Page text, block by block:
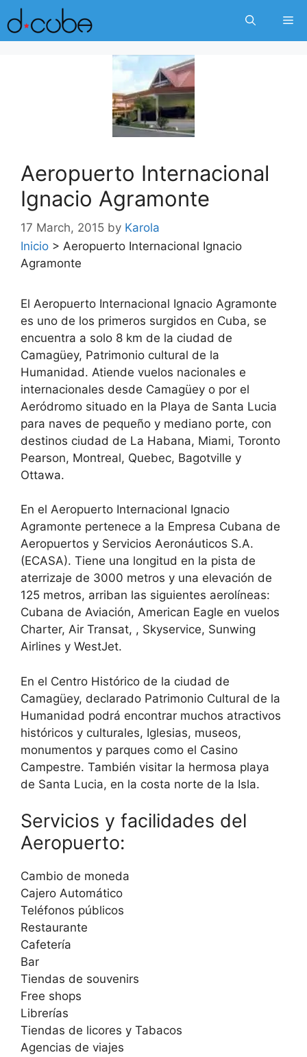
Skip
to
content
Aeropuerto Internacional
Ignacio Agramonte
17 March, 2015 by Karola
Inicio > Aeropuerto Internacional Ignacio
Agramonte
El Aeropuerto Internacional Ignacio Agramonte
es uno de los primeros surgidos en Cuba, se
encuentra a solo 8 km de la ciudad de
Camagüey, Patrimonio cultural de la
Humanidad. Atiende vuelos nacionales e
internacionales desde Camagüey o por el
Aeródromo situado en la Playa de Santa Lucia
para naves de pequeño y mediano porte, con
destinos ciudad de La Habana, Miami, Toronto
Pearson, Montreal, Quebec, Bagotville y
Ottawa.
En el Aeropuerto Internacional Ignacio
Agramonte pertenece a la Empresa Cubana de
Aeropuertos y Servicios Aeronáuticos S.A.
(ECASA). Tiene una longitud en la pista de
aterrizaje de 3000 metros y una elevación de
125 metros, arriban las siguientes aerolíneas:
Cubana de Aviación, American Eagle en vuelos
Charter, Air Transat, , Skyservice, Sunwing
Airlines y WestJet.
En el Centro Histórico de la ciudad de
Camagüey, declarado Patrimonio Cultural de la
Humanidad podrá encontrar muchos atractivos
históricos y culturales, Iglesias, museos,
monumentos y parques como el Casino
Campestre. También visitar la hermosa playa
de Santa Lucia, en la costa norte de la Isla.
Servicios y facilidades del
Aeropuerto:
Cambio de moneda
Cajero Automático
Teléfonos públicos
Restaurante
Cafetería
Bar
Tiendas de souvenirs
Free shops
Librerías
Tiendas de licores y Tabacos
Agencias de viajes